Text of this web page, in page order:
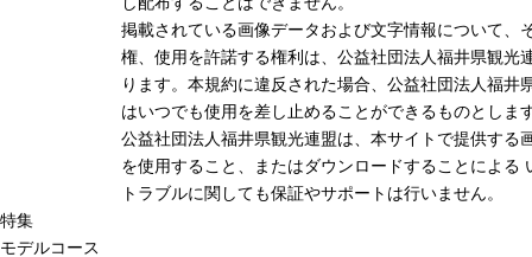
掲載されている画像データおよび文字情報について、
権、使用を許諾する権利は、公益社団法人福井県観光
ります。本規約に違反された場合、公益社団法人福井
はいつでも使用を差し止めることができるものとしま
公益社団法人福井県観光連盟は、本サイトで提供する
を使用すること、またはダウンロードすることによる
トラブルに関しても保証やサポートは行いません。
特集
モデルコース